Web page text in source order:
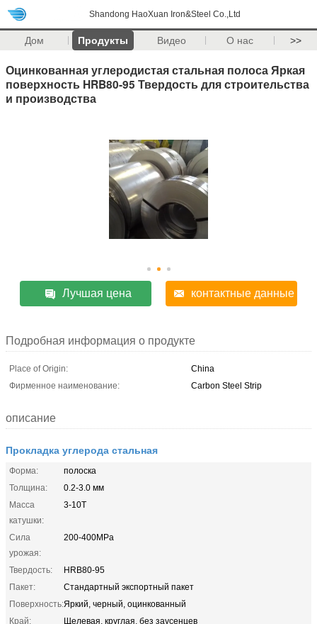
Shandong HaoXuan Iron&Steel Co.,Ltd
Дом Продукты Видео О нас >>
Оцинкованная углеродистая стальная полоса Яркая
поверхность HRB80-95 Твердость для строительства
и производства
Лучшая цена контактные данные
Подробная информация о продукте
Place of Origin:
China
Фирменное наименование:
Carbon Steel Strip
описание
Прокладка углерода стальная
Форма:
полоска
Толщина:
0.2-3.0 мм
Масса
катушки:
3-10T
Сила
урожая:
200-400MPa
Твердость:
HRB80-95
Пакет:
Стандартный экспортный пакет
Поверхность:Яркий, черный, оцинкованный
Край:
Щелевая, круглая, без заусенцев